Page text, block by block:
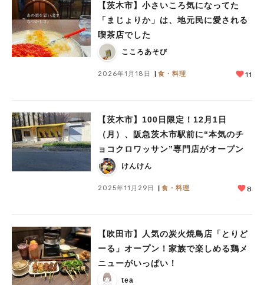
【茨木市】小さいころ気になってた
「まじょりか」は、地元民に愛される
喫茶店でした
こころあそび
2026年1月18日 食・料理 11
【茨木市】100日限定！12月1日
（月）、阪急茨木市駅前に“本気のチ
ョコクロワッサン”専門店がオープン
けんけん
2025年11月29日 食・料理 8
【吹田市】人気の炭火焼鳥店「とりど
ーる」オープン！家族で楽しめる鶏メ
ニューがいっぱい！
tea